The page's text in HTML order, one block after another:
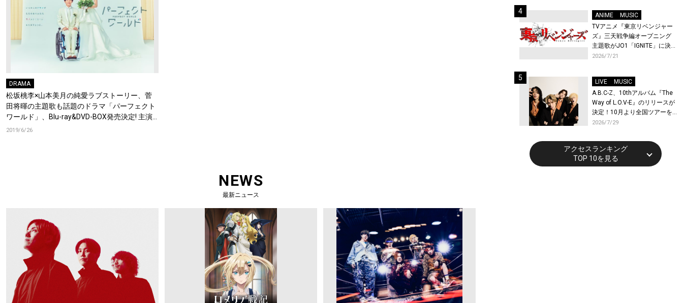
DRAMA
松坂桃李×山本美月の純愛ラブストーリー、菅
田将暉の主題歌も話題のドラマ「パーフェクト
ワールド」、Blu-ray&DVD-BOX発売決定! 主演
の松坂桃李からコメントも到着!
2019/6/26
NEWS
最新ニュース
ANIME
MUSIC
TVアニメ『東京リベンジャー
ズ』三天戦争編オープニング
主題歌がJO1「IGNITE」に決
定！メンバー全員から喜びと
先行上映会を開催！
2026/7/21
LIVE
MUSIC
A.B.C-Z、10thアルバム『The
Way of L.O.V-E』のリリースが
決定！10月より全国ツアーを
開催！
2026/7/29
アクセスランキング
TOP 10を見る